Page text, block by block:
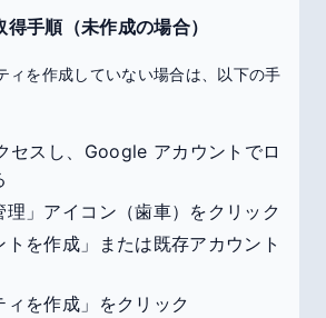
手順（未作成の場合）
ィを作成していない場合は、以下の手
セスし、Google アカウントでロ
理」アイコン（歯車）をクリック
トを作成」または既存アカウント
ィを作成」をクリック